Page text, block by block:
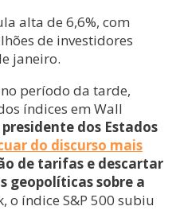
alta de 6,6%, com
de investidores
janeiro.
período da tarde,
índices em Wall
dos Estados
do discurso mais
de tarifas e descartar
geopolíticas sobre a
o índice S&P 500 subiu